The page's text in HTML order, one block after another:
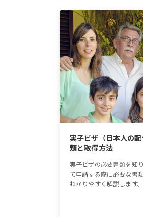
実子ビザ（日本人の
類と取得方法
実子ビザの必要書類を知
て申請する際に必要な書
わかりやすく解説します。